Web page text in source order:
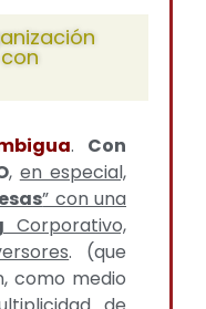
. Con
, en especial,
” con una
Corporativo,
. (que
como medio